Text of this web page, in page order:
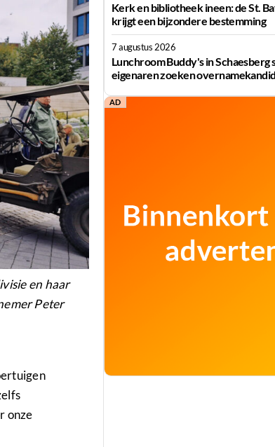
en haar
Peter
onze
Kerk en bibliotheek ineen: de St.
krijgt een bijzondere bestemming
7 augustus 2026
Lunchroom Buddy's in
eigenaren zoeken
AD